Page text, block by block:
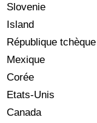
Slovenie
Island
République tchèque
Mexique
Corée
Etats-Unis
Canada